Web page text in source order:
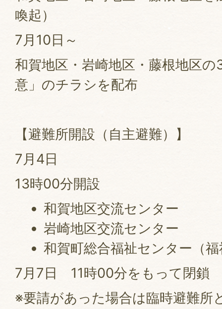
喚起）
7月10日～
和賀地区・岩崎地区・藤根地区
意」のチラシを配布
【避難所開設（自主避難）】
7月4日
13時00分開設
和賀地区交流センター
岩崎地区交流センター
和賀町総合福祉センター（
7月7日 11時00分をもって閉鎖
※要請があった場合は臨時避難所